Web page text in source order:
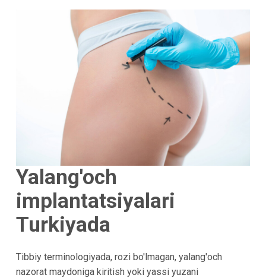
Yalang'och
implantatsiyalari
Turkiyada
Tibbiy terminologiyada, rozi bo'lmagan, yalang'och
nazorat maydoniga kiritish yoki yassi yuzani